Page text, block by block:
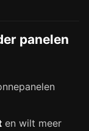
panelen
en wilt meer